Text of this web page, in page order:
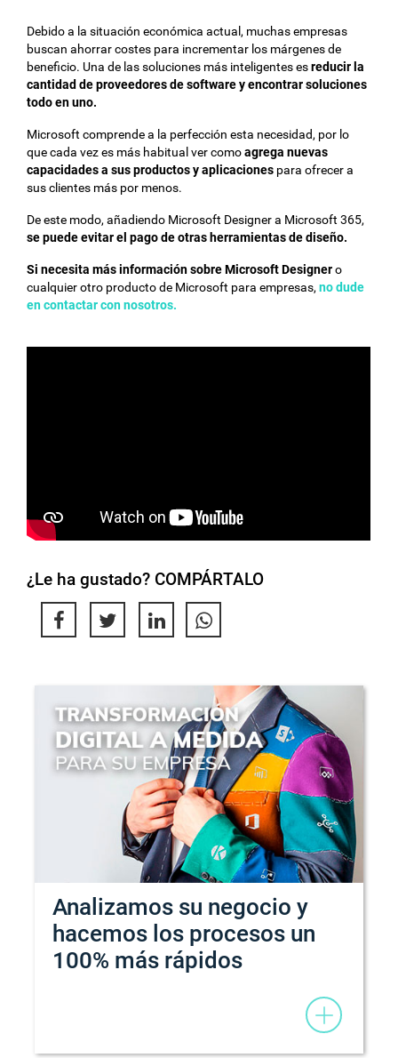
Debido a la situación económica actual, muchas empresas
buscan ahorrar costes para incrementar los márgenes de
beneficio. Una de las soluciones más inteligentes esreducir la
cantidad de proveedores de software y encontrar soluciones
todo en uno.
Microsoft comprende a la perfección esta necesidad, por lo
que cada vez es más habitual ver comoagrega nuevas
capacidades a sus productos y aplicaciones para ofrecer a
sus clientes más por menos.
De este modo, añadiendo Microsoft Designer a Microsoft 365,
se puede evitar el pago de otras herramientas de diseño.
Si necesita más información sobre Microsoft Designero
cualquier otro producto de Microsoft para empresas,no dude
en contactar con nosotros.
¿Le ha gustado? COMPÁRTALO
Analizamos su negocio y
hacemos los procesos un
100% más rápidos